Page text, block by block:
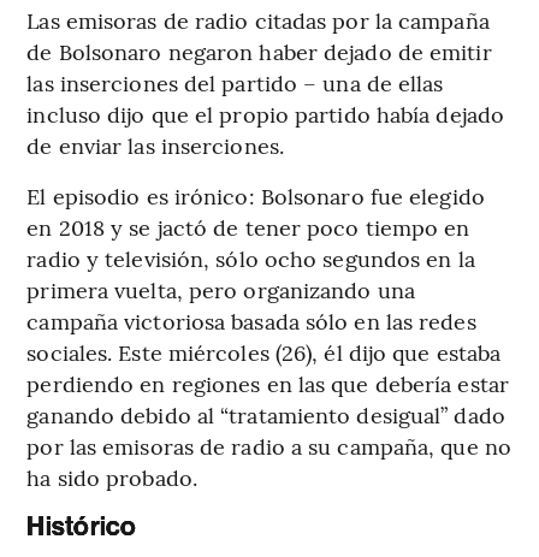
Las emisoras de radio citadas por la campaña
de Bolsonaro negaron haber dejado de emitir
las inserciones del partido – una de ellas
incluso dijo que el propio partido había dejado
de enviar las inserciones.
El episodio es irónico: Bolsonaro fue elegido
en 2018 y se jactó de tener poco tiempo en
radio y televisión, sólo ocho segundos en la
primera vuelta, pero organizando una
campaña victoriosa basada sólo en las redes
sociales. Este miércoles (26), él dijo que estaba
perdiendo en regiones en las que debería estar
ganando debido al “tratamiento desigual” dado
por las emisoras de radio a su campaña, que no
ha sido probado.
Histórico